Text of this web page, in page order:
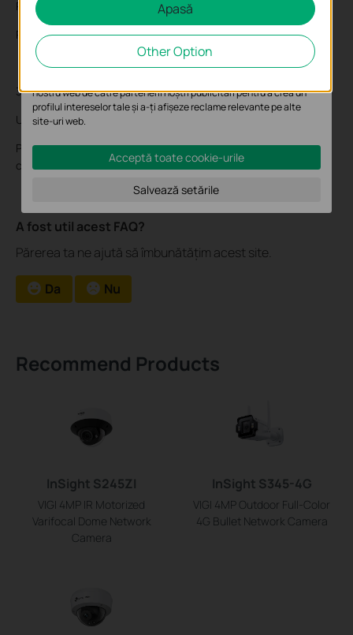
Portul de servicii ONVIF: 2020
Portul de serviciu RTSP: 554.
3. Numele de utilizator / parola camerei.
Username: admin
Parolă: este setată când activezi camera. Dacă uiti parola,
consultă acest
ghidpentru a reseta parola.
A fost util acest FAQ?
Părerea ta ne ajută să îmbunătățim acest site.
Da Nu
Recommend Products
InSight S245ZI
VIGI 4MP IR Motorized
Varifocal Dome Network
Camera
InSight S345-4G
VIGI 4MP Outdoor Full-Color
4G Bullet Network Camera
Apasă
Other Option
Cookie-uri de analiză și marketing
Cookie-urile de analiză ne permit să analizăm activitățile tale de pe
site-ul nostru web a îmbunătăți și ajusta funcționalitatea site-ului.
nostru web de către partenerii noștri publicitari pentru a crea un
profilul intereselor tale și a-ți afișeze reclame relevante pe alte
site-uri web.
Acceptă toate cookie-urile
Salvează setările